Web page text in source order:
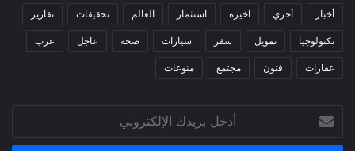
أخبار أخري اخيره استثمار العالم تحقيقات تقارير
تكنولوجيا تمويل سفر سيارات صحة عاجل عرب
عقارات فنون مجتمع منوعات
بريدك
الإلكتروني